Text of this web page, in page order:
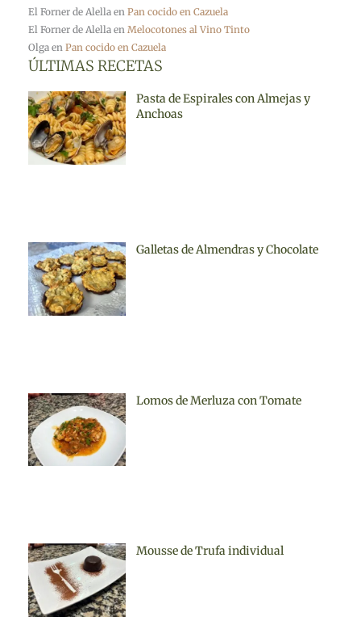
El Forner de Alella en Pan cocido en Cazuela
El Forner de Alella en Melocotones al Vino Tinto
Olga en Pan cocido en Cazuela
ÚLTIMAS RECETAS
Pasta de Espirales con Almejas y
Anchoas
Galletas de Almendras y Chocolate
Lomos de Merluza con Tomate
Mousse de Trufa individual